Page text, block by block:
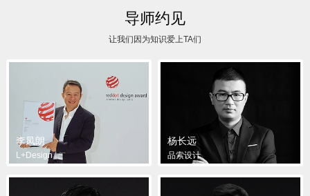
导师约见
让我们因为知识爱上TA们
李凤朗
L+Design
杨长远
品索设计